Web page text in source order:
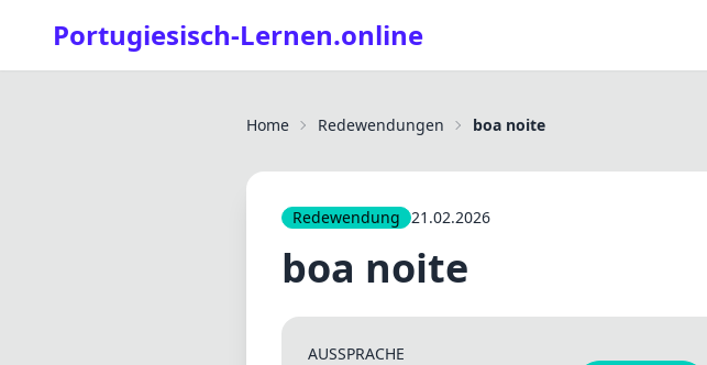
Portugiesisch-Lernen.online
Home Redewendungen boa noite
Redewendung 21.02.2026
boa noite
AUSSPRACHE